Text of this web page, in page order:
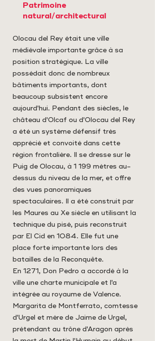
Patrimoine
natural/architectural
Olocau del Rey était une ville
médiévale importante grâce à sa
position stratégique. La ville
possédait donc de nombreux
bâtiments importants, dont
beaucoup subsistent encore
aujourd'hui. Pendant des siècles, le
château d'Olcaf ou d'Olocau del Rey
a été un système défensif très
apprécié et convoité dans cette
région frontalière. Il se dresse sur le
Puig de Olocau, à 1 199 mètres au-
dessus du niveau de la mer, et offre
des vues panoramiques
spectaculaires. Il a été construit par
les Maures au Xe siècle en utilisant la
technique du pisé, puis reconstruit
par El Cid en 1084. Elle fut une
place forte importante lors des
batailles de la Reconquête.
En 1271, Don Pedro a accordé à la
ville une charte municipale et l'a
intégrée au royaume de Valence.
Margarita de Montferrato, comtesse
d'Urgel et mère de Jaime de Urgel,
prétendant au trône d'Aragon après